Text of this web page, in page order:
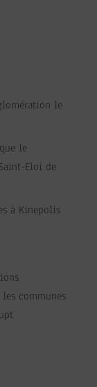
le
le
Eloi de
à Kinepolis
communes